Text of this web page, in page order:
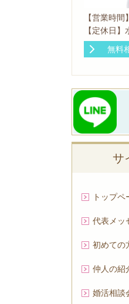
【営業時
【定休日
無料
サ
トップペ
代表メッ
初めての
仲人の紹
婚活相談